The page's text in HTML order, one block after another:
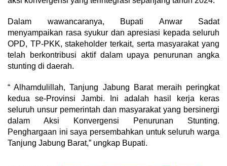
Dalam wawancaranya, Bupati Anwar Sadat
menyampaikan rasa syukur dan apresiasi kepada seluruh
OPD, TP-PKK, stakeholder terkait, serta masyarakat yang
telah berkontribusi aktif dalam upaya penurunan angka
stunting di daerah.
“ Alhamdulillah, Tanjung Jabung Barat meraih peringkat
kedua se-Provinsi Jambi. Ini adalah hasil kerja keras
seluruh unsur pemerintah dan masyarakat yang bersinergi
dalam Aksi Konvergensi Penurunan Stunting.
Penghargaan ini saya persembahkan untuk seluruh warga
Tanjung Jabung Barat,” ungkap Bupati.